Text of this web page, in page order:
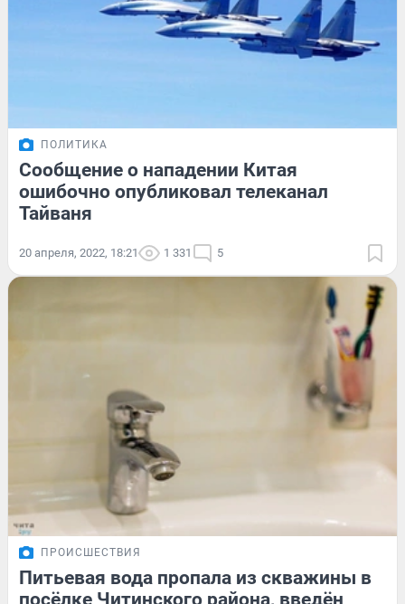
ПОЛИТИКА
Сообщение о нападении Китая
ошибочно опубликовал телеканал
Тайваня
20 апреля, 2022, 18:21 1 331 5
ПРОИСШЕСТВИЯ
Питьевая вода пропала из скважины в
посёлке Читинского района, введён